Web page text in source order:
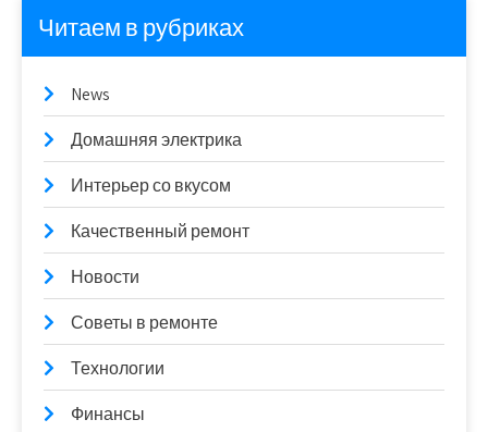
Читаем в рубриках
News
Домашняя электрика
Интерьер со вкусом
Качественный ремонт
Новости
Советы в ремонте
Технологии
Финансы